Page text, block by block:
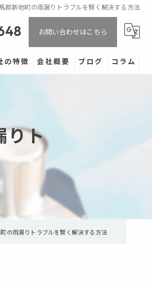
郡新地町の雨漏りトラブルを賢く解決する方法
お問い合わせはこちら
の特徴
コニー
水
会社概要 ブログ コラム
りト
の雨漏りトラブルを賢く解決する方法